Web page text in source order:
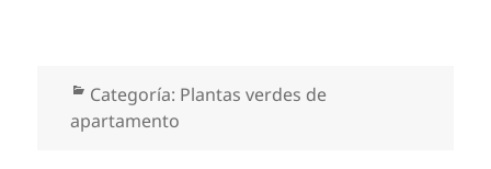
Categorías
Categoría: Plantas verdes de
apartamento